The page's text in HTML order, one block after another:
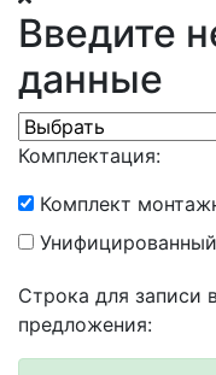
Введите
данные
Комплектация:
Комплект
Строка для записи
предложения: